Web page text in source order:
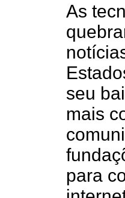
As
seu
mais
para